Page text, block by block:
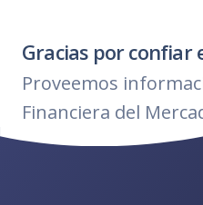
Gracias por confiar
Proveemos
Financiera del